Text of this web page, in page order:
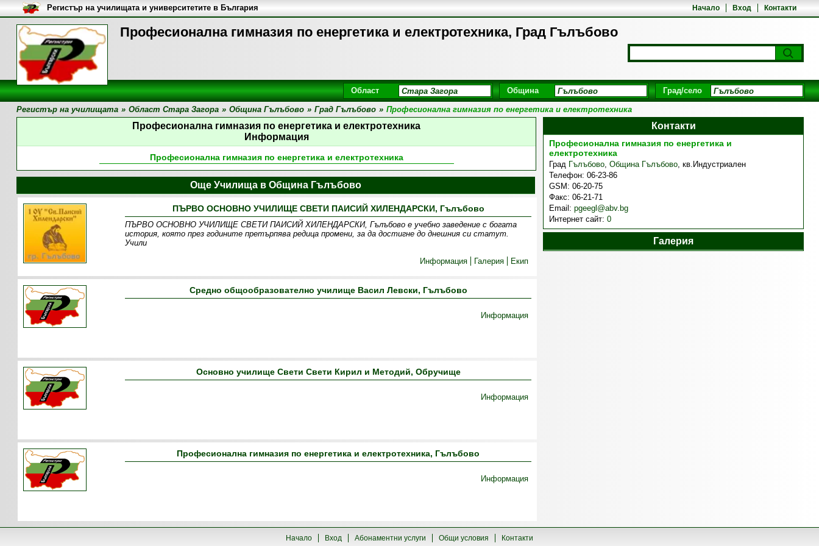
Професионална гимназия по енергетика и електротехника, Град Гълъбово
Начало Вход Контакти
Регистър на училищата и университетите в България
Област Община Град/село
Регистър на училищата » Област Стара Загора » Община Гълъбово » Град Гълъбово » Професионална гимназия по енергетика и електротехника
Професионална гимназия по енергетика и електротехника
Информация
Професионална гимназия по енергетика и електротехника
Контакти
Професионална гимназия по енергетика и
електротехника
Град Гълъбово, Община Гълъбово, кв.Индустриален
Телефон: 06-23-86
GSM: 06-20-75
Факс: 06-21-71
Email: pgeegl@abv.bg
Интернет сайт: 0
Галерия
Още Училища в Община Гълъбово
ПЪРВО ОСНОВНО УЧИЛИЩЕ СВЕТИ ПАИСИЙ ХИЛЕНДАРСКИ, Гълъбово
ПЪРВО ОСНОВНО УЧИЛИЩЕ СВЕТИ ПАИСИЙ ХИЛЕНДАРСКИ, Гълъбово е учебно заведение с богата
история, която през годините претърпява редица промени, за да достигне до днешния си статут.
Учили
Информация
Галерия Екип
Средно общообразователно училище Васил Левски, Гълъбово
Информация
Основно училище Свети Свети Кирил и Методий, Обручище
Информация
Професионална гимназия по енергетика и електротехника, Гълъбово
Информация
Начало Вход Абонаментни услуги Общи условия Контакти